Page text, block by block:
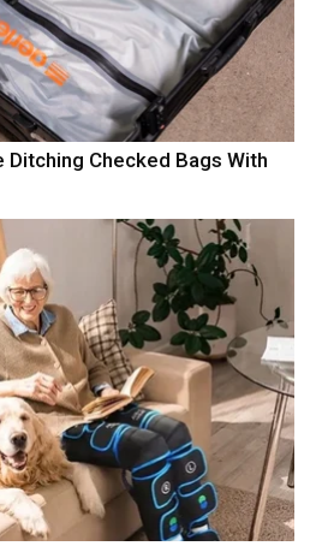
Ditching Checked Bags With